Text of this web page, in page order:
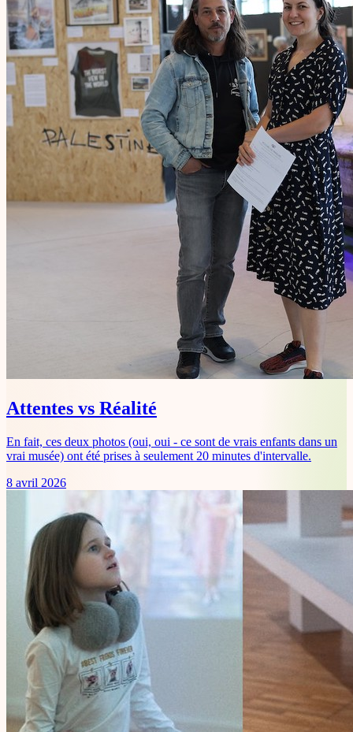
Attentes vs Réalité
En fait, ces deux photos (oui, oui - ce sont de vrais enfants dans un
vrai musée) ont été prises à seulement 20 minutes d'intervalle.
8 avril 2026